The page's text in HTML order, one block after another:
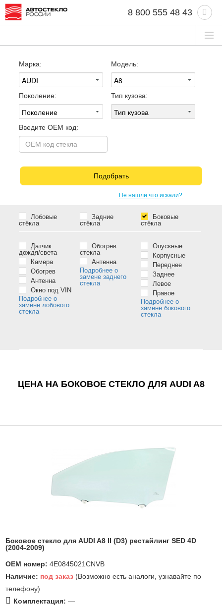
8 800 555 48 43
Марка: Модель:
Поколение: Тип кузова:
Введите OEM код:
Подобрать
Не нашли что искали?
Лобовые
стёкла
Датчик
дождя/света
Камера
Обогрев
Антенна
Окно под VIN
Подробнее о
замене лобового
стекла
Задние
стёкла
Обогрев
стекла
Антенна
Подробнее о
замене заднего
стекла
Боковые
стёкла
Опускные
Корпусные
Переднее
Заднее
Левое
Правое
Подробнее о
замене бокового
стекла
ЦЕНА НА БОКОВОЕ СТЕКЛО ДЛЯ AUDI A8
Боковое стекло для AUDI A8 II (D3) рестайлинг SED 4D
(2004-2009)
OEM номер: 4E0845021CNVB
Наличие: под заказ (Возможно есть аналоги, узнавайте по
телефону)
Комплектация: —